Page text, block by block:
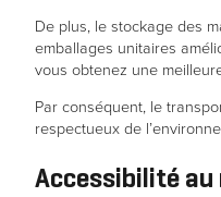
De plus, le stockage des
emballages unitaires
vous obtenez une
Par conséquent, le
respectueux de
Accessibilité au